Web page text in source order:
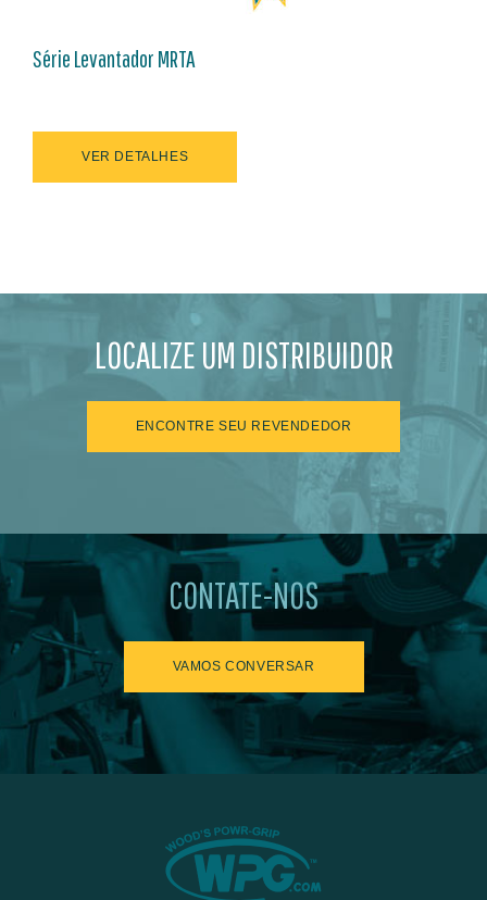
Série Levantador MRTA
VER DETALHES
LOCALIZE UM DISTRIBUIDOR
ENCONTRE SEU REVENDEDOR
CONTATE-NOS
VAMOS CONVERSAR